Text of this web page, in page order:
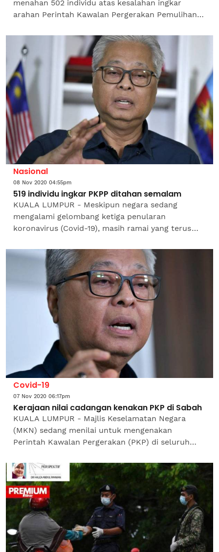
menahan 502 individu atas kesalahan ingkar
arahan Perintah Kawalan Pergerakan Pemulihan
Datuk Seri Ismail...
Nasional
08 Nov 2020 04:55pm
519 individu ingkar PKPP ditahan semalam
KUALA LUMPUR - Meskipun negara sedang
mengalami gelombang ketiga penularan
koronavirus (Covid-19), masih ramai yang terus
enggan mematuhi Perintah...
Covid-19
07 Nov 2020 06:17pm
Kerajaan nilai cadangan kenakan PKP di Sabah
KUALA LUMPUR - Majlis Keselamatan Negara
(MKN) sedang menilai untuk mengenakan
Perintah Kawalan Pergerakan (PKP) di seluruh
koronavirus (Covid-19) harian...